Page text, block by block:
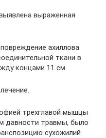
выраженная
ахиллова
ткани в
концами 11 см.
трехглавой мышцы
давности травмы, было
сухожилий